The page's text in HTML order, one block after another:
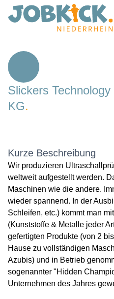
Slickers Technology - Jobkick
Slickers
KG.
Kurze Beschreibung
Wir produzieren
weltweit aufgestellt werden.
Maschinen wie die andere.
wieder spannend. In der
Schleifen, etc.) kommt man
(Kunststoffe & Metalle jeder
gefertigten Produkte (von 2
Hause zu vollständigen
Azubis) und in Betrieb
sogenannter "Hidden
Unternehmen des Jahres